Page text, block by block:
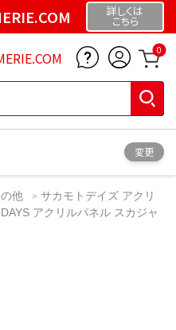
詳しくは
こちら
0
変更
他
サカモトデイズ アクリ
アクリルパネル スカジャ